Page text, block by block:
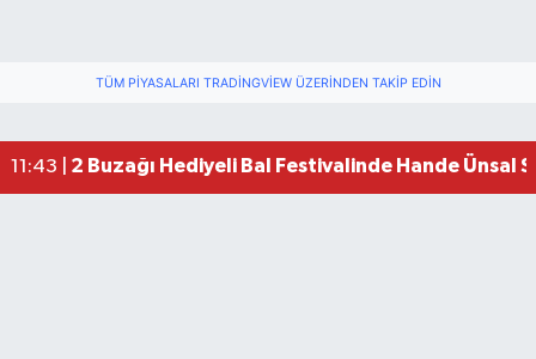
TÜM PIYASALARI TRADINGVIEW ÜZERINDEN TAKIP EDIN
11:43 | 2 Buzağı Hediyeli Bal Festivalinde Hande Ünsal